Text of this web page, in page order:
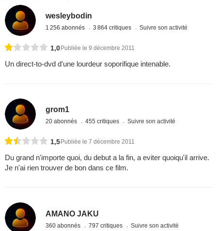
wesleybodin
1 256 abonnés 3 864 critiques Suivre son activité
1,0Publiée le 9 décembre 2011
Un direct-to-dvd d'une lourdeur soporifique intenable.
grom1
20 abonnés 455 critiques Suivre son activité
1,5 Publiée le 7 décembre 2011
Du grand n'importe quoi, du debut a la fin, a eviter quoiqu'il arrive.
Je n'ai rien trouver de bon dans ce film.
AMANO JAKU
360 abonnés 797 critiques Suivre son activité